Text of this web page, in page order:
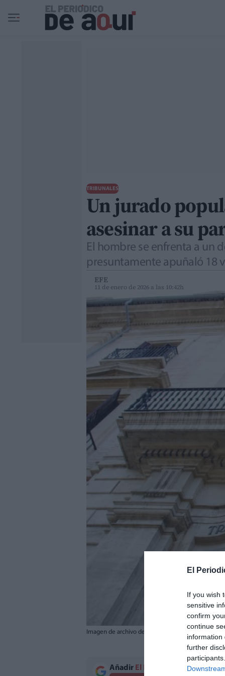
El
If you wish
sensitive
confirm
continue
information
further
Ir al contenido principal
TRIBUNALES
Un jurado
asesinar a su
El hombre se enfrenta a un
presuntamente apuñaló 18
EFE
11 de enero de 2026 a las 10:42h
Imagen de archivo del TSJCV. / EPDA
Añadir El Periodico de Aquí